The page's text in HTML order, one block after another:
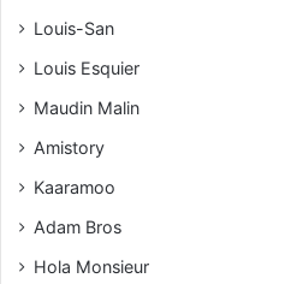
Louis-San
Louis Esquier
Maudin Malin
Amistory
Kaaramoo
Adam Bros
Hola Monsieur